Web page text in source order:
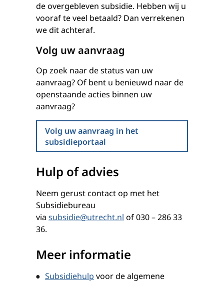
de overgebleven subsidie. Hebben wij u
vooraf te veel betaald? Dan verrekenen
we dit achteraf.
Volg uw aanvraag
Op zoek naar de status van uw
aanvraag? Of bent u benieuwd naar de
openstaande acties binnen uw
aanvraag?
Volg uw aanvraag in het
subsidieportaal
Hulp of advies
Neem gerust contact op met het
Subsidiebureau
via subsidie@utrecht.nl of 030 – 286 33
36.
Meer informatie
Subsidiehulp voor de algemene